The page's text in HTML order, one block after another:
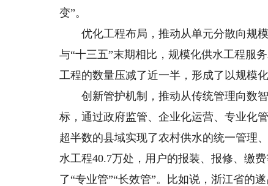
变”。
优化工程布局，推动从单元分散向规模
与“十三五”末期相比，规模化供水工程服
工程的数量压减了近一半，形成了以规模
创新管护机制，推动从传统管理向数智
标，通过政府监管、企业化运营、专业化
超半数的县域实现了农村供水的统一管理
水工程40.7万处，用户的报装、报修、缴
了“专业管”“长效管”。比如说，浙江省的